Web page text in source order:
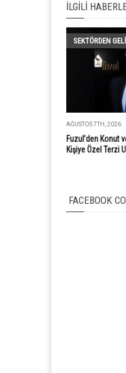
İLGILI
SEKTÖRDEN
AĞUSTOS 7TH, 2026
Fuzul’den Konut
Kişiye Özel Terzi
FACEBOOK